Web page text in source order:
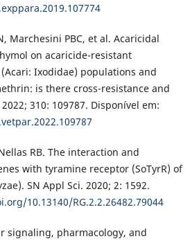
Marchesini PBC, et al. Acaricidal
on acaricide-resistant
Ixodidae) populations and
is there cross-resistance and
310: 109787. Disponível em:
RB. The interaction and
with tyramine receptor (SoTyrR) of
SN Appl Sci. 2020; 2: 1592.
10.13140/RG.2.2.26482.79044
signaling, pharmacology, and